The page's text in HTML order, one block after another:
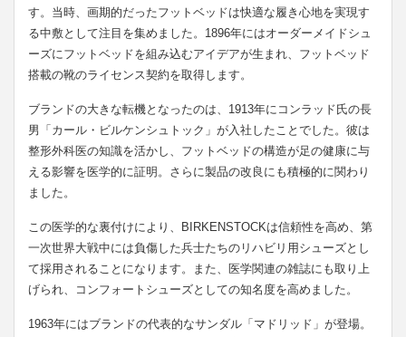
す。当時、画期的だったフットベッドは快適な履き心地を実現す
る中敷として注目を集めました。1896年にはオーダーメイドシュ
ーズにフットベッドを組み込むアイデアが生まれ、フットベッド
搭載の靴のライセンス契約を取得します。
ブランドの大きな転機となったのは、1913年にコンラッド氏の長
男「カール・ビルケンシュトック」が入社したことでした。彼は
整形外科医の知識を活かし、フットベッドの構造が足の健康に与
える影響を医学的に証明。さらに製品の改良にも積極的に関わり
ました。
この医学的な裏付けにより、BIRKENSTOCKは信頼性を高め、第
一次世界大戦中には負傷した兵士たちのリハビリ用シューズとし
て採用されることになります。また、医学関連の雑誌にも取り上
げられ、コンフォートシューズとしての知名度を高めました。
1963年にはブランドの代表的なサンダル「マドリッド」が登場。